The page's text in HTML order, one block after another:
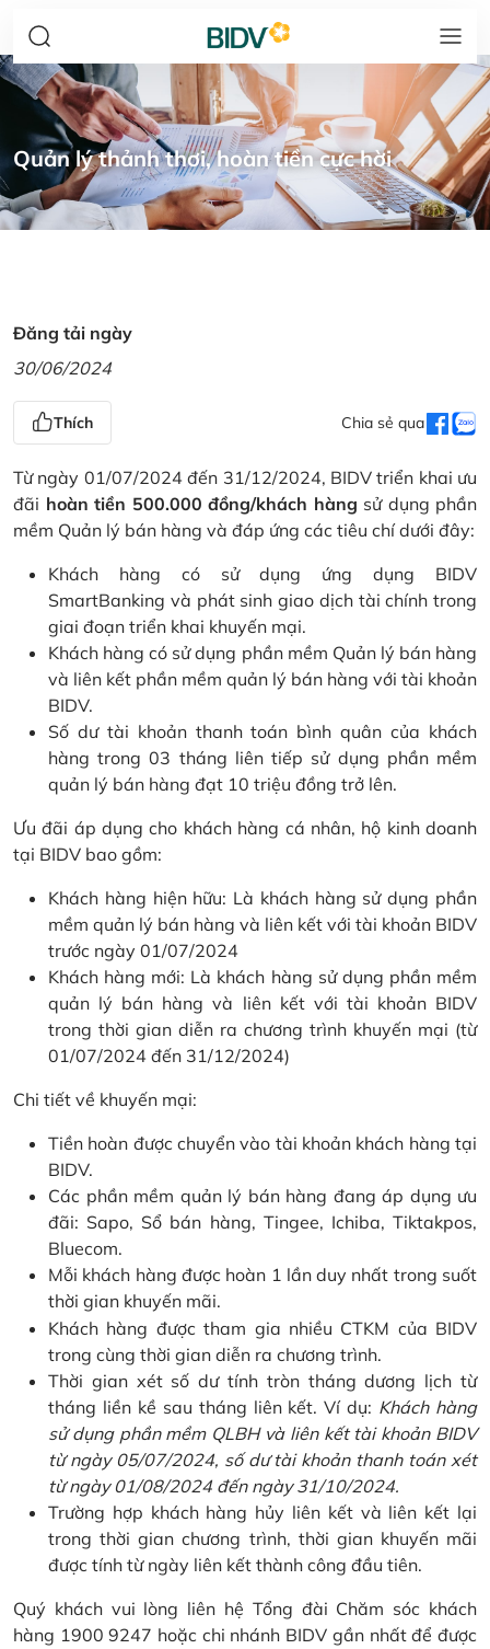
Quản lý thảnh thơi, hoàn tiền cực hời
Đăng tải ngày
30/06/2024
Thích Chia sẻ qua
Từ ngày 01/07/2024 đến 31/12/2024, BIDV triển khai ưu
đãi hoàn tiền 500.000 đồng/khách hàng sử dụng phần
mềm Quản lý bán hàng và đáp ứng các tiêu chí dưới đây:
Khách hàng có sử dụng ứng dụng BIDV
SmartBanking và phát sinh giao dịch tài chính trong
giai đoạn triển khai khuyến mại.
Khách hàng có sử dụng phần mềm Quản lý bán hàng
và liên kết phần mềm quản lý bán hàng với tài khoản
BIDV.
Số dư tài khoản thanh toán bình quân của khách
hàng trong 03 tháng liên tiếp sử dụng phần mềm
quản lý bán hàng đạt 10 triệu đồng trở lên.
Ưu đãi áp dụng cho khách hàng cá nhân, hộ kinh doanh
tại BIDV bao gồm:
Khách hàng hiện hữu: Là khách hàng sử dụng phần
mềm quản lý bán hàng và liên kết với tài khoản BIDV
trước ngày 01/07/2024
Khách hàng mới: Là khách hàng sử dụng phần mềm
quản lý bán hàng và liên kết với tài khoản BIDV
trong thời gian diễn ra chương trình khuyến mại (từ
01/07/2024 đến 31/12/2024)
Chi tiết về khuyến mại:
Tiền hoàn được chuyển vào tài khoản khách hàng tại
BIDV.
Các phần mềm quản lý bán hàng đang áp dụng ưu
đãi: Sapo, Sổ bán hàng, Tingee, Ichiba, Tiktakpos,
Bluecom.
Mỗi khách hàng được hoàn 1 lần duy nhất trong suốt
thời gian khuyến mãi.
Khách hàng được tham gia nhiều CTKM của BIDV
trong cùng thời gian diễn ra chương trình.
Thời gian xét số dư tính tròn tháng dương lịch từ
tháng liền kề sau tháng liên kết. Ví dụ: Khách hàng
sử dụng phần mềm QLBH và liên kết tài khoản BIDV
từ ngày 05/07/2024, số dư tài khoản thanh toán xét
từ ngày 01/08/2024 đến ngày 31/10/2024.
Trường hợp khách hàng hủy liên kết và liên kết lại
trong thời gian chương trình, thời gian khuyến mãi
được tính từ ngày liên kết thành công đầu tiên.
Quý khách vui lòng liên hệ Tổng đài Chăm sóc khách
hàng 1900 9247 hoặc chi nhánh BIDV gần nhất để được